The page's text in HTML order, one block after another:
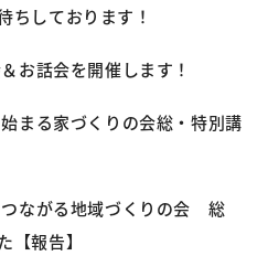
ちしております！
お話会を開催します！
まる家づくりの会総・特別講
ながる地域づくりの会 総
【報告】